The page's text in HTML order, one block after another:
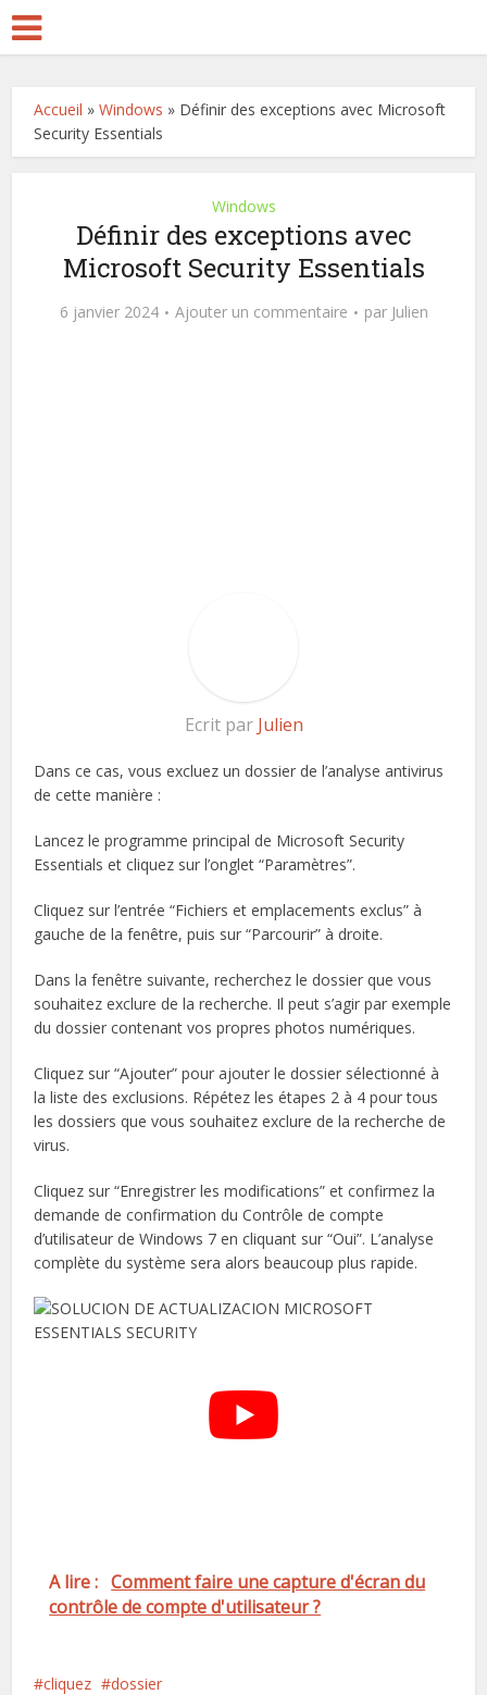
Accueil »Windows » Définir des exceptions avec Microsoft
Security Essentials
Windows
Définir des exceptions avec
Microsoft Security Essentials
6 janvier 2024 Ajouter un commentaire par Julien
Ecrit par Julien
Dans ce cas, vous excluez un dossier de l’analyse antivirus
de cette manière :
Lancez le programme principal de Microsoft Security
Essentials et cliquez sur l’onglet “Paramètres”.
Cliquez sur l’entrée “Fichiers et emplacements exclus” à
gauche de la fenêtre, puis sur “Parcourir” à droite.
Dans la fenêtre suivante, recherchez le dossier que vous
souhaitez exclure de la recherche. Il peut s’agir par exemple
du dossier contenant vos propres photos numériques.
Cliquez sur “Ajouter” pour ajouter le dossier sélectionné à
la liste des exclusions. Répétez les étapes 2 à 4 pour tous
les dossiers que vous souhaitez exclure de la recherche de
virus.
Cliquez sur “Enregistrer les modifications” et confirmez la
demande de confirmation du Contrôle de compte
d’utilisateur de Windows 7 en cliquant sur “Oui”. L’analyse
complète du système sera alors beaucoup plus rapide.
A lire : Comment faire une capture d'écran du
contrôle de compte d'utilisateur ?
cliquez dossier